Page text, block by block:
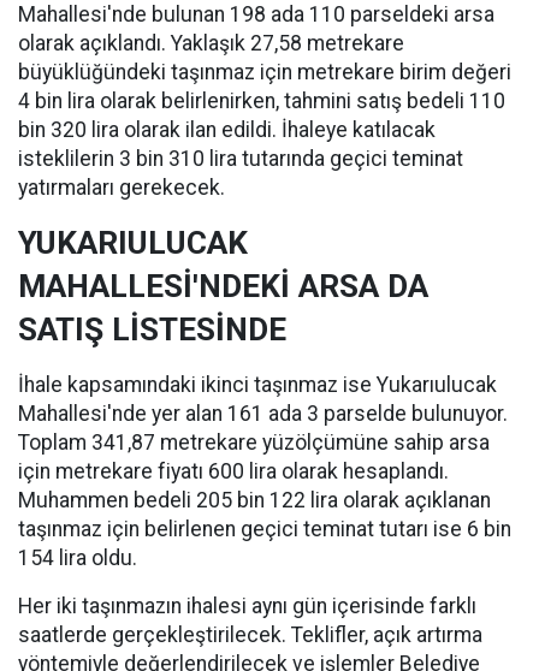
Mahallesi'nde bulunan 198 ada 110 parseldeki arsa
olarak açıklandı. Yaklaşık 27,58 metrekare
büyüklüğündeki taşınmaz için metrekare birim değeri
4 bin lira olarak belirlenirken, tahmini satış bedeli 110
bin 320 lira olarak ilan edildi. İhaleye katılacak
isteklilerin 3 bin 310 lira tutarında geçici teminat
yatırmaları gerekecek.
YUKARIULUCAK
MAHALLESİ'NDEKİ ARSA DA
SATIŞ LİSTESİNDE
İhale kapsamındaki ikinci taşınmaz ise Yukarıulucak
Mahallesi'nde yer alan 161 ada 3 parselde bulunuyor.
Toplam 341,87 metrekare yüzölçümüne sahip arsa
için metrekare fiyatı 600 lira olarak hesaplandı.
Muhammen bedeli 205 bin 122 lira olarak açıklanan
taşınmaz için belirlenen geçici teminat tutarı ise 6 bin
154 lira oldu.
Her iki taşınmazın ihalesi aynı gün içerisinde farklı
saatlerde gerçekleştirilecek. Teklifler, açık artırma
yöntemiyle değerlendirilecek ve işlemler Belediye